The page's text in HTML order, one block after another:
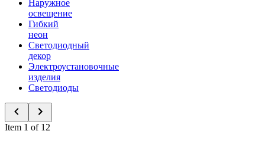
Наружное
освещение
Гибкий
неон
Светодиодный
декор
Электроустановочные
изделия
Светодиоды
Item 1 of 12